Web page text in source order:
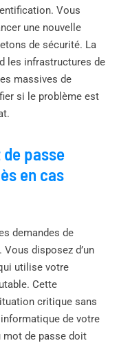
Vous
une nouvelle
de sécurité. La
les infrastructures de
massives de
si le problème est
passe
en cas
demandes de
disposez d’un
utilise votre
Cette
critique sans
de votre
mot de passe doit